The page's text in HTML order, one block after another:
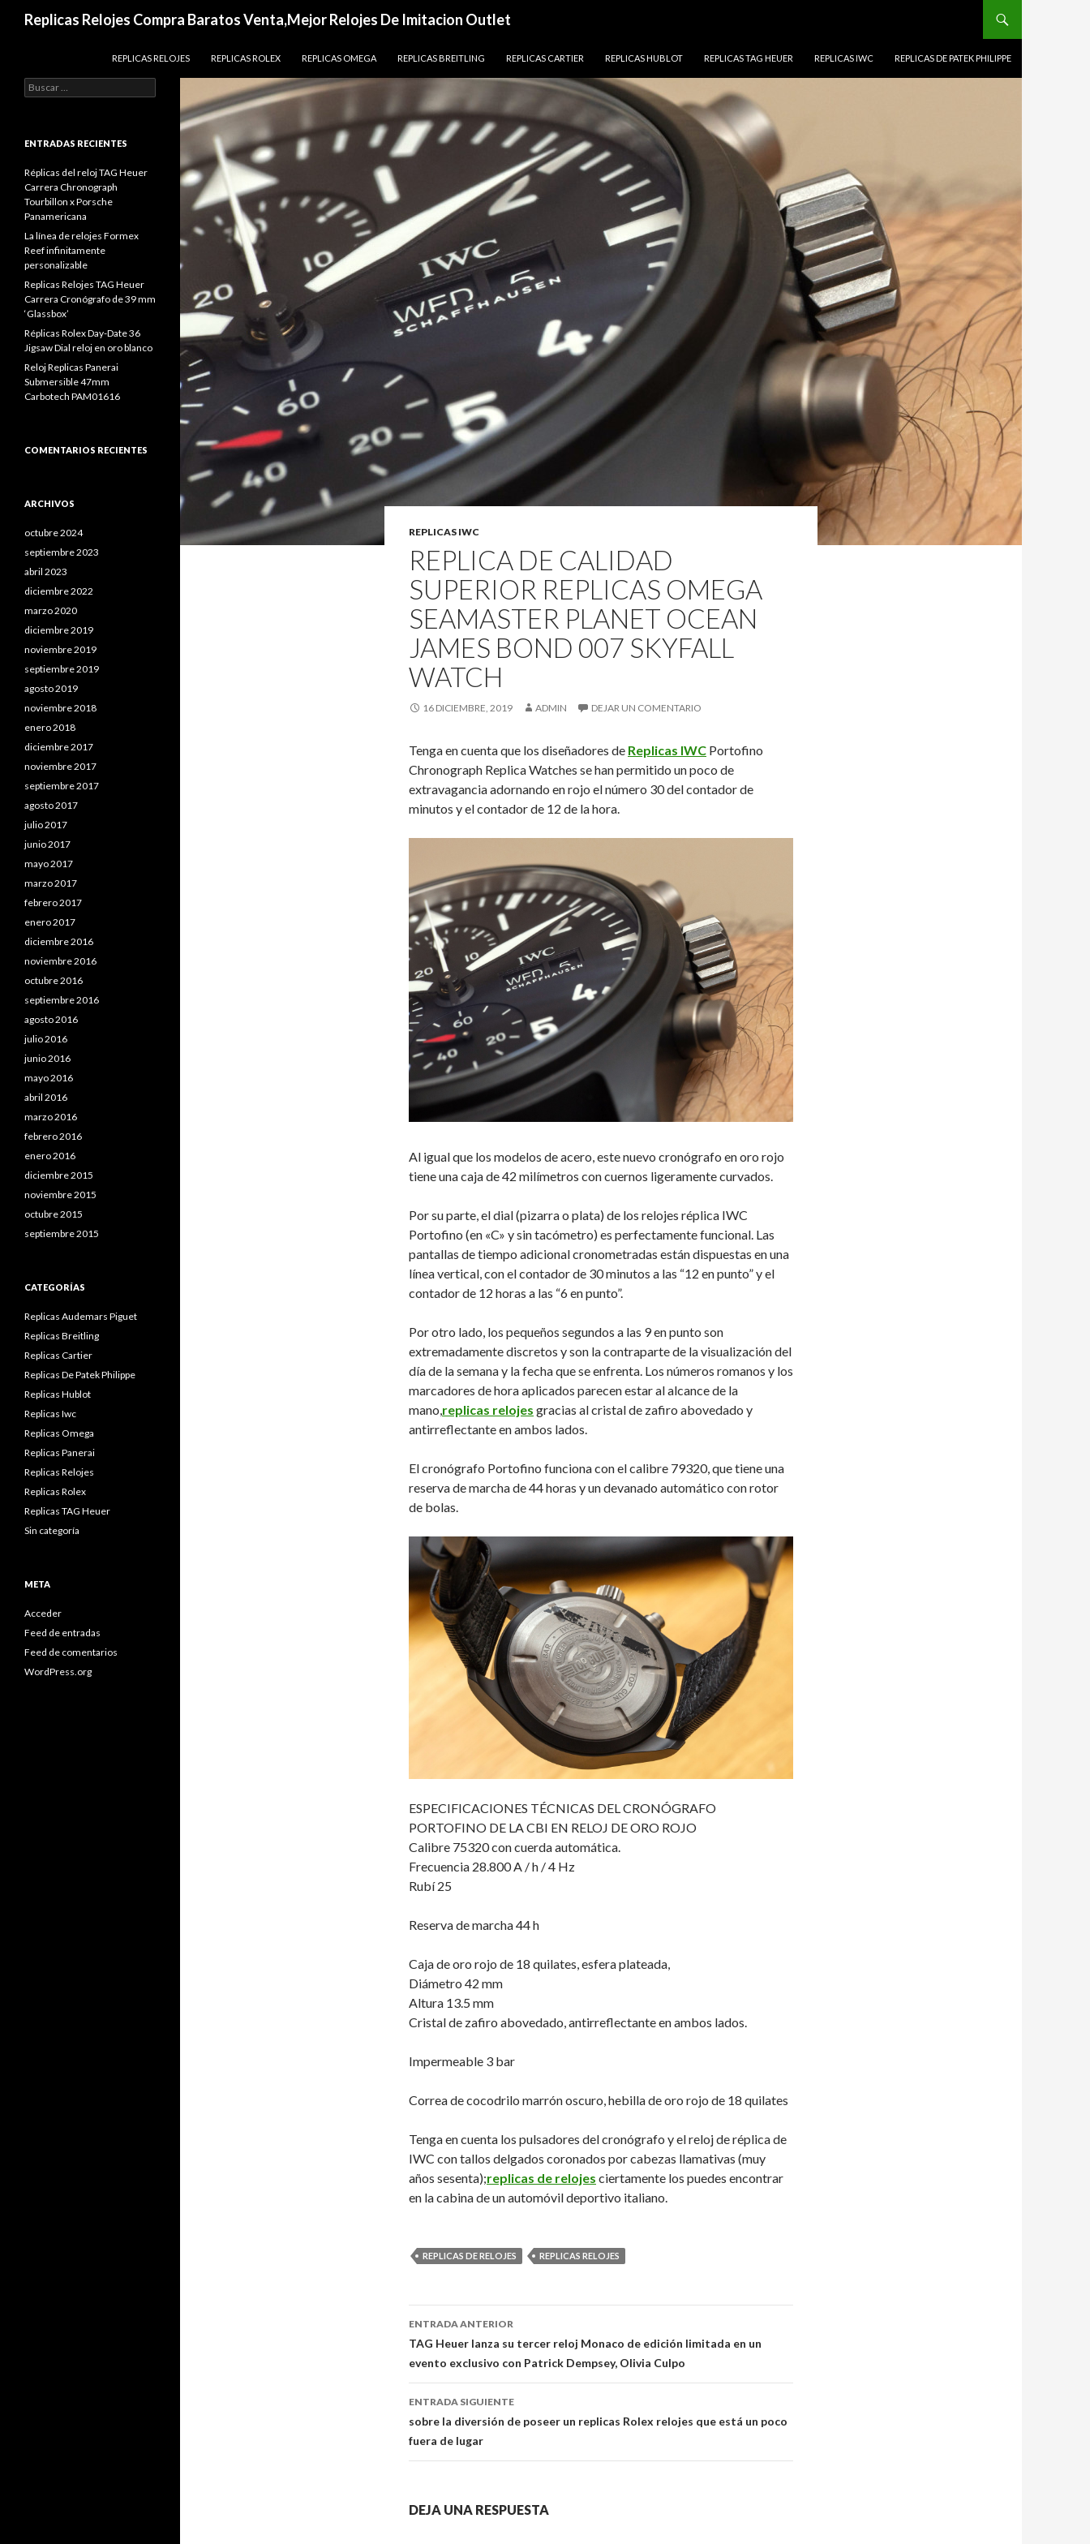
Replicas Relojes Compra Baratos Venta,Mejor Relojes De Imitacion Outlet
REPLICAS RELOJES
REPLICAS ROLEX REPLICAS OMEGA REPLICAS BREITLING REPLICAS CARTIER REPLICAS HUBLOT REPLICAS TAG HEUER REPLICAS IWC REPLICAS DE PATEK PHILIPPE
REPLICAS IWC
REPLICA DE CALIDAD
SUPERIOR REPLICAS OMEGA
SEAMASTER PLANET OCEAN
JAMES BOND 007 SKYFALL
WATCH
16 DICIEMBRE, 2019 ADMIN DEJAR UN COMENTARIO
Tenga en cuenta que los diseñadores de Replicas IWC Portofino
Chronograph Replica Watches se han permitido un poco de
extravagancia adornando en rojo el número 30 del contador de
minutos y el contador de 12 de la hora.
Al igual que los modelos de acero, este nuevo cronógrafo en oro rojo
tiene una caja de 42 milímetros con cuernos ligeramente curvados.
Por su parte, el dial (pizarra o plata) de los relojes réplica IWC
Portofino (en «C» y sin tacómetro) es perfectamente funcional. Las
pantallas de tiempo adicional cronometradas están dispuestas en una
línea vertical, con el contador de 30 minutos a las “12 en punto” y el
contador de 12 horas a las “6 en punto”.
Por otro lado, los pequeños segundos a las 9 en punto son
extremadamente discretos y son la contraparte de la visualización del
día de la semana y la fecha que se enfrenta. Los números romanos y los
marcadores de hora aplicados parecen estar al alcance de la
mano, replicas relojes gracias al cristal de zafiro abovedado y
antirreflectante en ambos lados.
El cronógrafo Portofino funciona con el calibre 79320, que tiene una
reserva de marcha de 44 horas y un devanado automático con rotor
de bolas.
ESPECIFICACIONES TÉCNICAS DEL CRONÓGRAFO
PORTOFINO DE LA CBI EN RELOJ DE ORO ROJO
Calibre 75320 con cuerda automática.
Frecuencia 28.800 A / h / 4 Hz
Rubí 25
Reserva de marcha 44 h
Caja de oro rojo de 18 quilates, esfera plateada,
Diámetro 42 mm
Altura 13.5 mm
Cristal de zafiro abovedado, antirreflectante en ambos lados.
Impermeable 3 bar
Correa de cocodrilo marrón oscuro, hebilla de oro rojo de 18 quilates
Tenga en cuenta los pulsadores del cronógrafo y el reloj de réplica de
IWC con tallos delgados coronados por cabezas llamativas (muy
años sesenta);replicas de relojes ciertamente los puedes encontrar
en la cabina de un automóvil deportivo italiano.
REPLICAS DE RELOJES REPLICAS RELOJES
Ir
a
la
entrada
ENTRADA ANTERIOR
TAG Heuer lanza su tercer reloj Monaco de edición limitada en un
evento exclusivo con Patrick Dempsey, Olivia Culpo
ENTRADA SIGUIENTE
sobre la diversión de poseer un replicas Rolex relojes que está un poco
fuera de lugar
DEJA UNA RESPUESTA
Buscar:
ENTRADAS RECIENTES
Réplicas del reloj TAG Heuer
Carrera Chronograph
Tourbillon x Porsche
Panamericana
La línea de relojes Formex
Reef infinitamente
personalizable
Replicas Relojes TAG Heuer
Carrera Cronógrafo de 39 mm
‘Glassbox’
Réplicas Rolex Day-Date 36
Jigsaw Dial reloj en oro blanco
Reloj Replicas Panerai
Submersible 47mm
Carbotech PAM01616
COMENTARIOS RECIENTES
ARCHIVOS
octubre 2024
septiembre 2023
abril 2023
diciembre 2022
marzo 2020
diciembre 2019
noviembre 2019
septiembre 2019
agosto 2019
noviembre 2018
enero 2018
diciembre 2017
noviembre 2017
septiembre 2017
agosto 2017
julio 2017
junio 2017
mayo 2017
marzo 2017
febrero 2017
enero 2017
diciembre 2016
noviembre 2016
octubre 2016
septiembre 2016
agosto 2016
julio 2016
junio 2016
mayo 2016
abril 2016
marzo 2016
febrero 2016
enero 2016
diciembre 2015
noviembre 2015
octubre 2015
septiembre 2015
CATEGORÍAS
Replicas Audemars Piguet
Replicas Breitling
Replicas Cartier
Replicas De Patek Philippe
Replicas Hublot
Replicas Iwc
Replicas Omega
Replicas Panerai
Replicas Relojes
Replicas Rolex
Replicas TAG Heuer
Sin categoría
META
Acceder
Feed de entradas
Feed de comentarios
WordPress.org